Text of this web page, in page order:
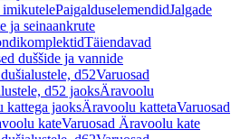
PaigalduselemendidJalgade
ja seinaankrute
Täiendavad
duššide ja vannide
d52Varuosad
d52 jaoksÄravoolu
kattega jaoksÄravoolu kattetaVaruosad
kateVaruosad Äravoolu kate